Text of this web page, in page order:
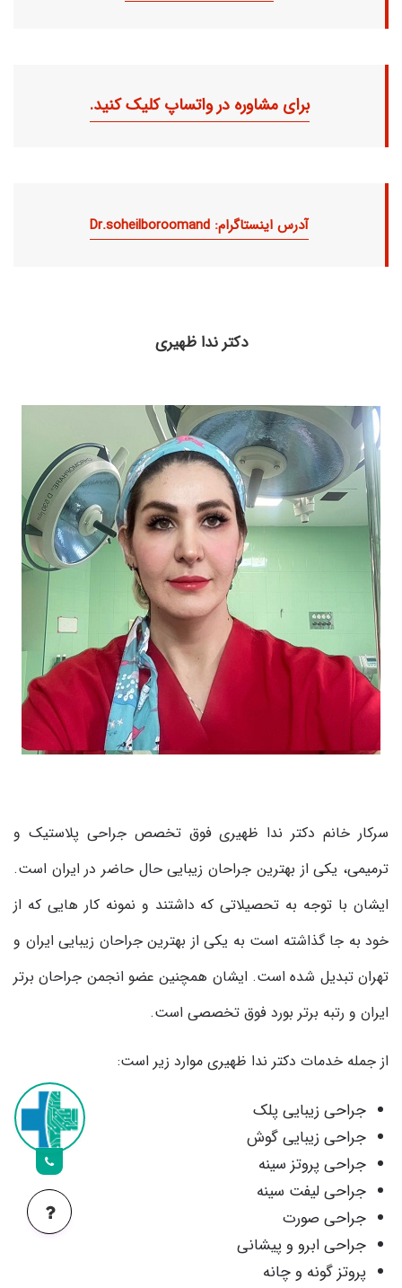
برای مشاوره در واتساپ کلیک کنید.
آدرس اینستاگرام: Dr.soheilboroomand
دکتر ندا ظهیری
سرکار خانم دکتر ندا ظهیری فوق تخصص جراحی پلاستیک و
ترمیمی، یکی از بهترین جراحان زیبایی حال حاضر در ایران است.
ایشان با توجه به تحصیلاتی که داشتند و نمونه کار هایی که از
خود به جا گذاشته است به یکی از بهترین جراحان زیبایی ایران و
تهران تبدیل شده است. ایشان همچنین عضو انجمن جراحان برتر
ایران و رتبه برتر بورد فوق تخصصی است.
از جمله خدمات دکتر ندا ظهیری موارد زیر است:
جراحی زیبایی پلک
جراحی زیبایی گوش
جراحی پروتز سینه
جراحی لیفت سینه
جراحی صورت
جراحی ابرو و پیشانی
پروتز گونه و چانه